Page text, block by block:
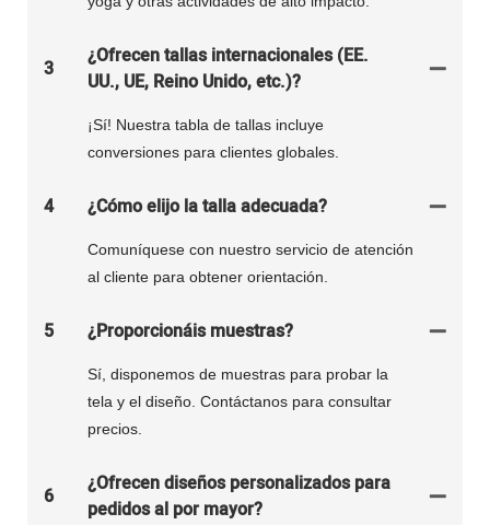
3
¿Ofrecen tallas internacionales (EE.
UU., UE, Reino Unido, etc.)?
¡Sí! Nuestra tabla de tallas incluye
conversiones para clientes globales.
4 ¿Cómo elijo la talla adecuada?
Comuníquese con nuestro servicio de atención
al cliente para obtener orientación.
5 ¿Proporcionáis muestras?
Sí, disponemos de muestras para probar la
tela y el diseño. Contáctanos para consultar
precios.
6
¿Ofrecen diseños personalizados para
pedidos al por mayor?